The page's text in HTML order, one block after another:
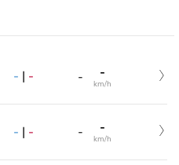
- | - - -
km/h
- | - - -
km/h